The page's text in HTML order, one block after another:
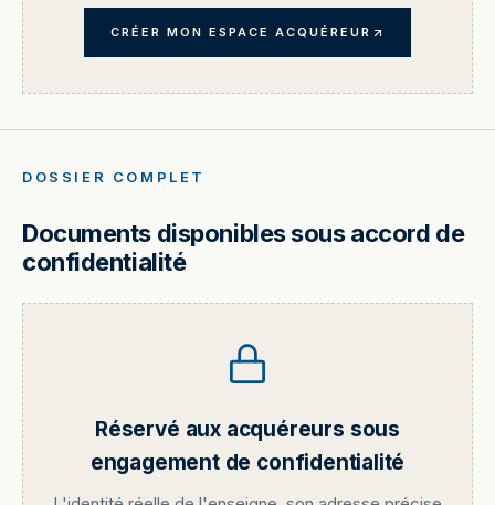
CRÉER MON ESPACE ACQUÉREUR
DOSSIER COMPLET
Documents disponibles sous accord de
confidentialité
Réservé aux acquéreurs sous
engagement de confidentialité